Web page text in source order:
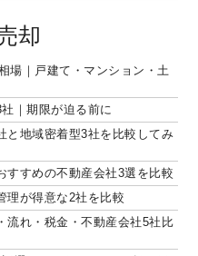
却
場｜戸建て・マンション・土
｜期限が迫る前に
と地域密着型3社を比較してみ
すすめの不動産会社3選を比較
理が得意な2社を比較
流れ・税金・不動産会社5社比